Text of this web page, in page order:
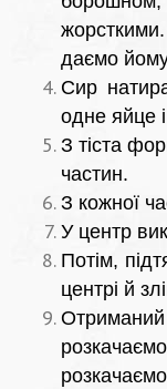
даємо
Сир
одне яйце
З тіста
частин.
З кожної
У центр
Потім,
центрі й